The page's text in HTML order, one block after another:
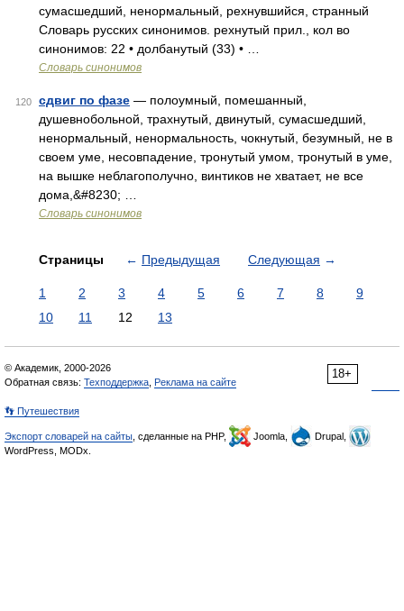
сумасшедший, ненормальный, рехнувшийся, странный
Словарь русских синонимов. рехнутый прил., кол во
синонимов: 22 • долбанутый (33) • …
Словарь синонимов
120 сдвиг по фазе — полоумный, помешанный,
душевнобольной, трахнутый, двинутый, сумасшедший,
ненормальный, ненормальность, чокнутый, безумный, не в
своем уме, несовпадение, тронутый умом, тронутый в уме,
на вышке неблагополучно, винтиков не хватает, не все
дома,&#8230; …
Словарь синонимов
Страницы ← Предыдущая Следующая →
1 2 3 4 5 6 7 8
9
10
11 12 13
18+
© Академик, 2000-2026
Обратная связь: Техподдержка Реклама на сайте
👣 Путешествия
Экспорт словарей на сайты , сделанные на PHP, Joomla,
Drupal,
WordPress, MODx.